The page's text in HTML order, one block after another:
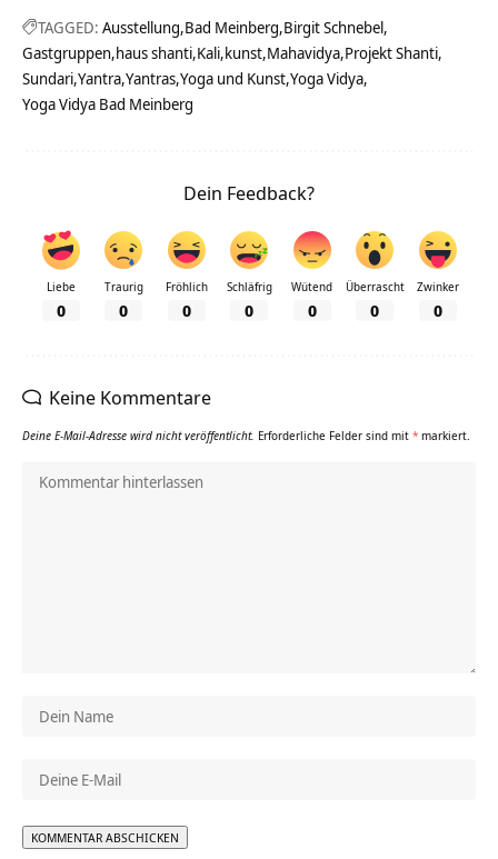
TAGGED: Ausstellung Bad Meinberg Birgit Schnebel
Gastgruppen haus shanti Kali kunst Mahavidya Projekt Shanti
Sundari Yantra Yantras Yoga und Kunst Yoga Vidya
Yoga Vidya Bad Meinberg
Dein Feedback?
Liebe
0
Traurig
0
Fröhlich
0
Schläfrig
0
Wütend
0
Überrascht
0
Zwinker
0
Keine Kommentare
Deine E-Mail-Adresse wird nicht veröffentlicht. Erforderliche Felder sind mit * markiert.